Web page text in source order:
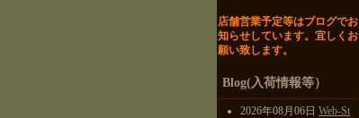
店舗営業予定等はブログでお
知らせしています。 宜しくお
願い致します。
Blog(入荷情報等）
2026年08月06日 Web-St